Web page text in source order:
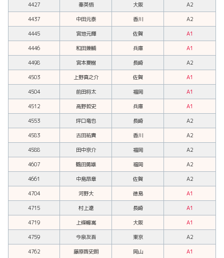
4427 秦英悟 大阪 A2
4437 中田元泰 香川 A2
4445 宮地元輝 佐賀 A1
4446 和田兼輔 兵庫 A1
4498 宮本夏樹 長崎 A2
4503 上野真之介 佐賀 A1
4504 前田将太 福岡 A1
4512 高野哲史 兵庫 A1
4553 坪口竜也 長崎 A2
4583 古田祐貴 香川 A2
4588 田中京介 福岡 A2
4607 鶴田勇雄 福岡 A2
4661 中島昂章 佐賀 A2
4704 河野大 徳島 A1
4715 村上遼 長崎 A1
4719 上條暢嵩 大阪 A1
4759 今泉友吾 東京 A2
4762 藤原啓史朗 岡山 A1